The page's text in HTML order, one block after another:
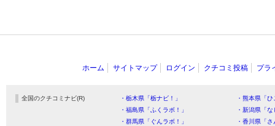
ホーム サイトマップ ログイン クチコミ投稿 プラ
全国のクチコミナビ(R) ・栃木県「栃ナビ！」
・熊本県「
・福島県「ふくラボ！」
・新潟県「
・群馬県「ぐんラボ！」
・香川県「